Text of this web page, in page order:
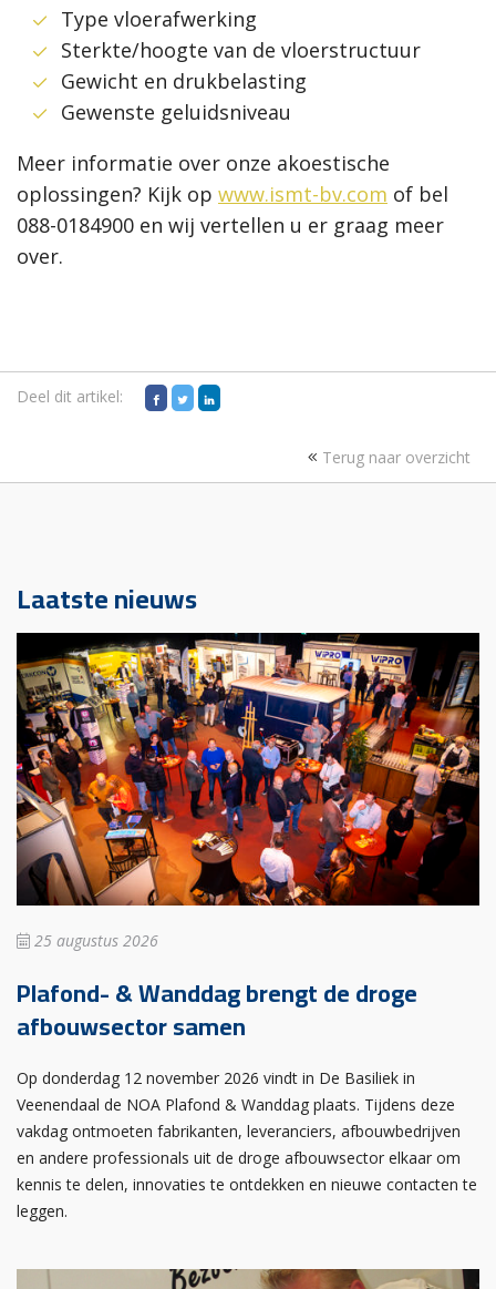
Type vloerafwerking
Sterkte/hoogte van de vloerstructuur
Gewicht en drukbelasting
Gewenste geluidsniveau
Meer informatie over onze akoestische
oplossingen? Kijk op www.ismt-bv.com of bel
088-0184900 en wij vertellen u er graag meer
over.
Deel dit artikel:
Terug naar overzicht
Laatste nieuws
25 augustus 2026
Plafond- & Wanddag brengt de droge
afbouwsector samen
Op donderdag 12 november 2026 vindt in De Basiliek in
Veenendaal de NOA Plafond & Wanddag plaats. Tijdens deze
vakdag ontmoeten fabrikanten, leveranciers, afbouwbedrijven
en andere professionals uit de droge afbouwsector elkaar om
kennis te delen, innovaties te ontdekken en nieuwe contacten te
leggen.